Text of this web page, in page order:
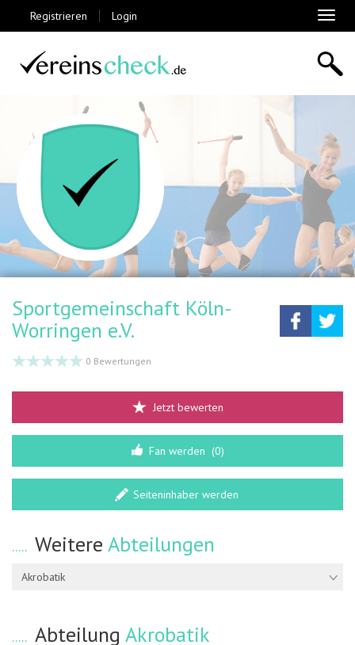
Registrieren Login
Sportgemeinschaft Köln-
Worringen e.V.
0 Bewertungen
Teilen
Jetzt bewerten
Fan werden (0)
Seiteninhaber werden
Weitere Abteilungen
Akrobatik
Abteilung Akrobatik